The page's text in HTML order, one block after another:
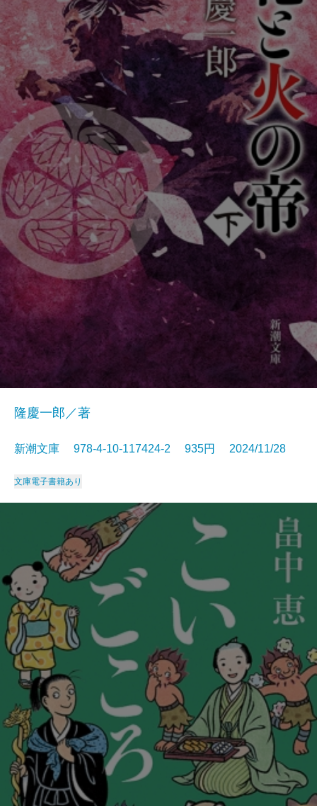
隆慶一郎／著
新潮文庫 978-4-10-117424-2 935円 2024/11/28
文庫電子書籍あり